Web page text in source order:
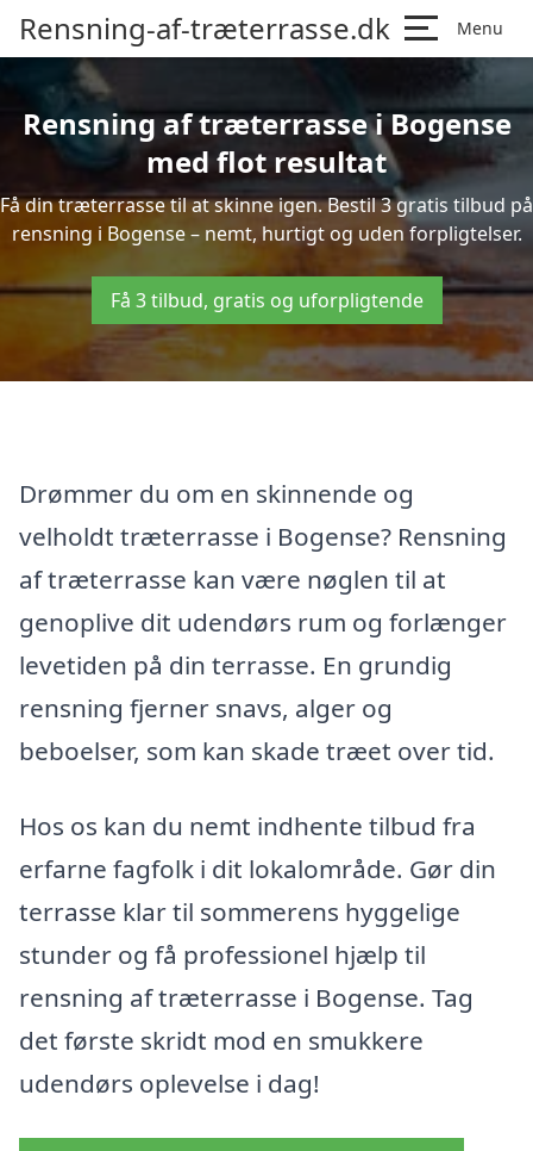
Rensning-af-træterrasse.dk Menu
Rensning af træterrasse i Bogense
med flot resultat
Få din træterrasse til at skinne igen. Bestil 3 gratis tilbud på
rensning i Bogense – nemt, hurtigt og uden forpligtelser.
Få 3 tilbud, gratis og uforpligtende
Drømmer du om en skinnende og
velholdt træterrasse i Bogense? Rensning
af træterrasse kan være nøglen til at
genoplive dit udendørs rum og forlænger
levetiden på din terrasse. En grundig
rensning fjerner snavs, alger og
beboelser, som kan skade træet over tid.
Hos os kan du nemt indhente tilbud fra
erfarne fagfolk i dit lokalområde. Gør din
terrasse klar til sommerens hyggelige
stunder og få professionel hjælp til
rensning af træterrasse i Bogense. Tag
det første skridt mod en smukkere
udendørs oplevelse i dag!